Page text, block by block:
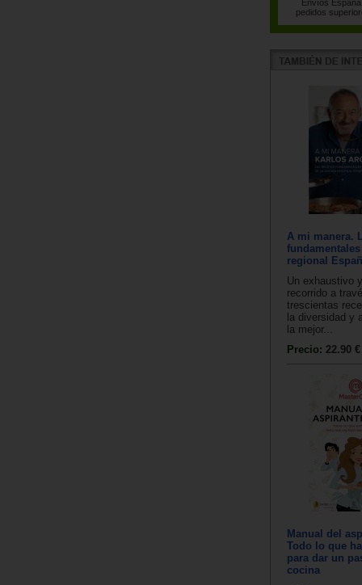
Envíos
pedidos
A mi manera.
regional
Un exhaustivo
recorrido a
trescientas
la diversidad y
la mejor...
Precio: 22.90 €
Manual del
Todo lo que
para dar un
cocina